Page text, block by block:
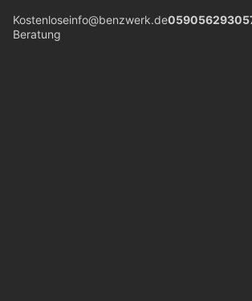
Kostenlose
Beratung
info@benzwerk.de